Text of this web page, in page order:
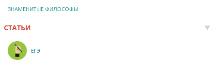
ЗНАМЕНИТЫЕ ФИЛОСОФЫ
СТАТЬИ
ЕГЭ